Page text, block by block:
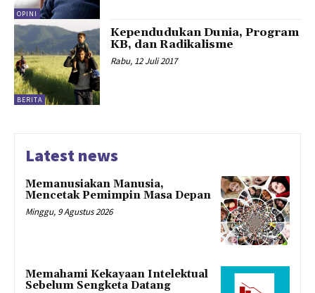
OPINI
BERITA
Kependudukan Dunia, Program
KB, dan Radikalisme
Rabu, 12 Juli 2017
Latest news
Memanusiakan Manusia,
Mencetak Pemimpin Masa Depan
Minggu, 9 Agustus 2026
Memahami Kekayaan Intelektual
Sebelum Sengketa Datang